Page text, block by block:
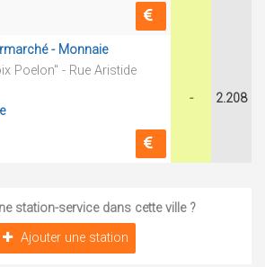
- Monnaie
Poelon" - Rue Aristide
- 2.208
station-service dans cette ville ?
Ajouter une station